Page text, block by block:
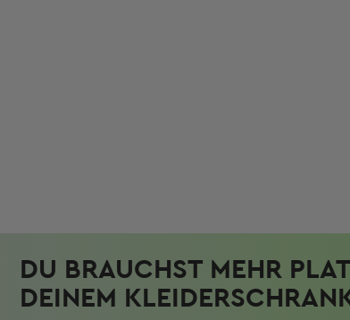
DU BRAUCHST MEHR
DEINEM